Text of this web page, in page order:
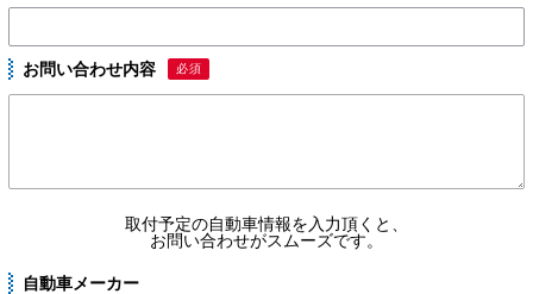
お問い合わせ内容 必須
取付予定の自動車情報を入力頂くと、
お問い合わせがスムーズです。
自動車メーカー